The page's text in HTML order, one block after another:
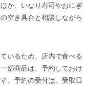
か、いなり寿司やおにぎ
空き具合と相談しながら
いるため、店内で食べる
部商品は、予約しておけ
。予約の受付は、受取日